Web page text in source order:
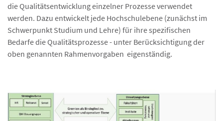
die Qualitätsentwicklung einzelner Prozesse verwendet
werden. Dazu entwickelt jede Hochschulebene (zunächst im
Schwerpunkt Studium und Lehre) für ihre spezifischen
Bedarfe die Qualitätsprozesse - unter Berücksichtigung der
oben genannten Rahmenvorgaben eigenständig.